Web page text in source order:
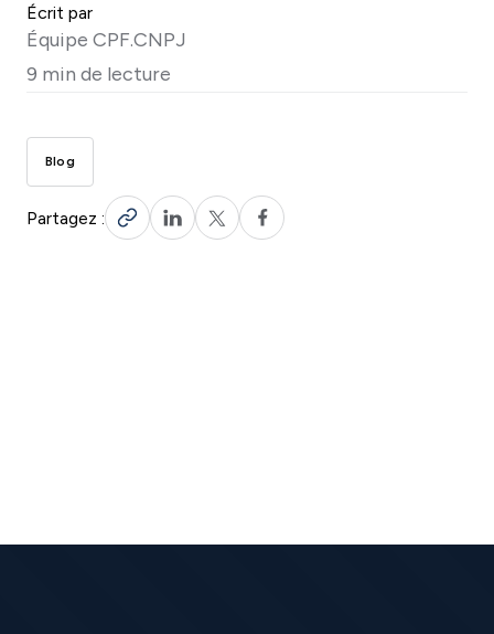
Écrit par
Équipe CPF.CNPJ
9 min de lecture
Blog
Partagez :